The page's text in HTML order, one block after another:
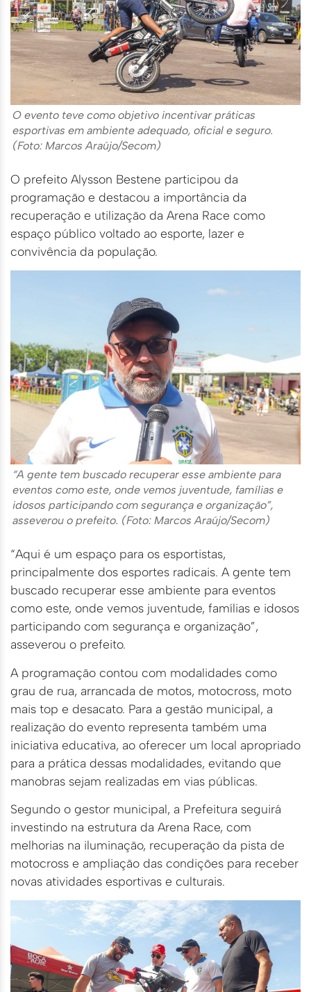
O evento teve como objetivo incentivar práticas
esportivas em ambiente adequado, oficial e seguro.
(Foto: Marcos Araújo/Secom)
O prefeito Alysson Bestene participou da
programação e destacou a importância da
recuperação e utilização da Arena Race como
espaço público voltado ao esporte, lazer e
convivência da população.
“A gente tem buscado recuperar esse ambiente para
eventos como este, onde vemos juventude, famílias e
idosos participando com segurança e organização”,
asseverou o prefeito. (Foto: Marcos Araújo/Secom)
“Aqui é um espaço para os esportistas,
principalmente dos esportes radicais. A gente tem
buscado recuperar esse ambiente para eventos
como este, onde vemos juventude, famílias e idosos
participando com segurança e organização”,
asseverou o prefeito.
A programação contou com modalidades como
grau de rua, arrancada de motos, motocross, moto
mais top e desacato. Para a gestão municipal, a
realização do evento representa também uma
iniciativa educativa, ao oferecer um local apropriado
para a prática dessas modalidades, evitando que
manobras sejam realizadas em vias públicas.
Segundo o gestor municipal, a Prefeitura seguirá
investindo na estrutura da Arena Race, com
melhorias na iluminação, recuperação da pista de
motocross e ampliação das condições para receber
novas atividades esportivas e culturais.